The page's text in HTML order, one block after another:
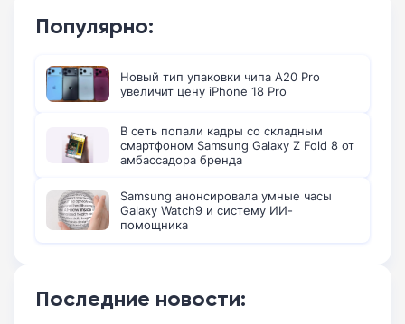
Популярно:
Новый тип упаковки чипа A20 Pro
увеличит цену iPhone 18 Pro
В сеть попали кадры со складным
смартфоном Samsung Galaxy Z Fold 8 от
амбассадора бренда
Samsung анонсировала умные часы
Galaxy Watch9 и систему ИИ-
помощника
Последние новости: